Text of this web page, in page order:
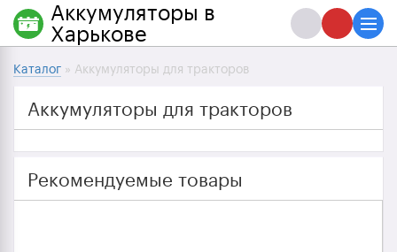
Каталог » Аккумуляторы для тракторов
Аккумуляторы для тракторов
Рекомендуемые товары
Аккумуляторы в
Харькове